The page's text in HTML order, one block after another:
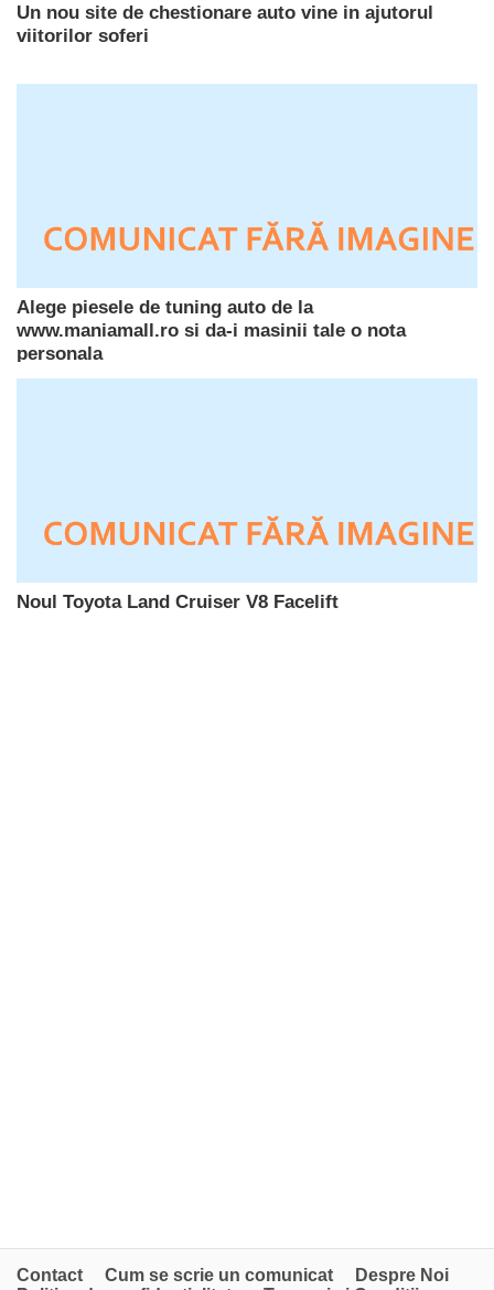
Un nou site de chestionare auto vine in ajutorul
viitorilor soferi
Alege piesele de tuning auto de la
www.maniamall.ro si da-i masinii tale o nota
personala
Noul Toyota Land Cruiser V8 Facelift
Contact Cum se scrie un comunicat
Despre Noi